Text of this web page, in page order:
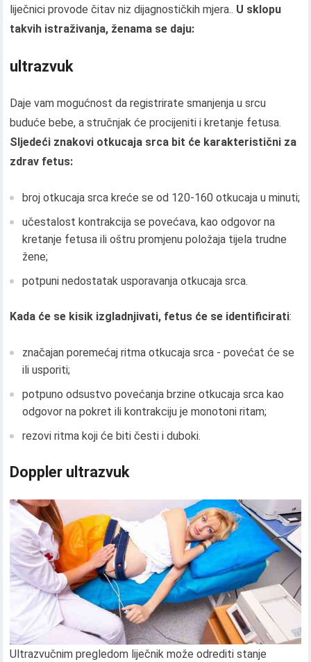
liječnici provode čitav niz dijagnostičkih mjera.. U sklopu
takvih istraživanja, ženama se daju:
ultrazvuk
Daje vam mogućnost da registrirate smanjenja u srcu
buduće bebe, a stručnjak će procijeniti i kretanje fetusa.
Sljedeći znakovi otkucaja srca bit će karakteristični za
zdrav fetus:
broj otkucaja srca kreće se od 120-160 otkucaja u minuti;
učestalost kontrakcija se povećava, kao odgovor na
kretanje fetusa ili oštru promjenu položaja tijela trudne
žene;
potpuni nedostatak usporavanja otkucaja srca.
Kada će se kisik izgladnjivati, fetus će se identificirati:
značajan poremećaj ritma otkucaja srca - povećat će se
ili usporiti;
potpuno odsustvo povećanja brzine otkucaja srca kao
odgovor na pokret ili kontrakciju je monotoni ritam;
rezovi ritma koji će biti česti i duboki.
Doppler ultrazvuk
Ultrazvučnim pregledom liječnik može odrediti stanje